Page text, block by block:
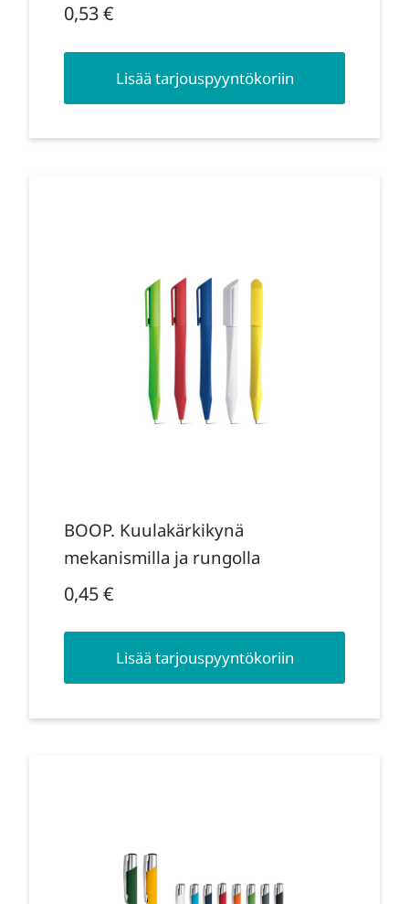
0,53€
Lisää tarjouspyyntökoriin
BOOP. Kuulakärkikynä
mekanismilla ja rungolla
0,45€
Lisää tarjouspyyntökoriin